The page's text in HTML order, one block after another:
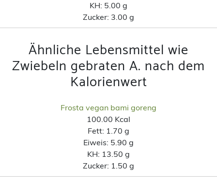
KH: 5.00 g
Zucker: 3.00 g
Ähnliche Lebensmittel wie
Zwiebeln gebraten A. nach dem
Kalorienwert
Frosta vegan bami goreng
100.00 Kcal
Fett: 1.70 g
Eiweis: 5.90 g
KH: 13.50 g
Zucker: 1.50 g